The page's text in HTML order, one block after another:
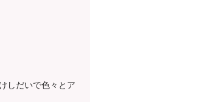
しだいで色々とア